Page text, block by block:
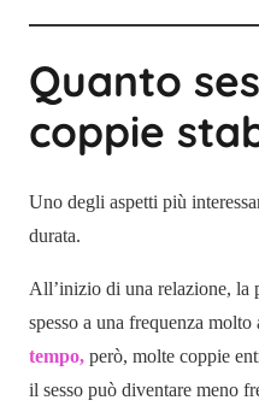
Quanto
coppie
Uno degli aspetti più
durata.
All’inizio di una relazione, la
spesso a una frequenza
tempo, però, molte coppie
il sesso può diventare meno